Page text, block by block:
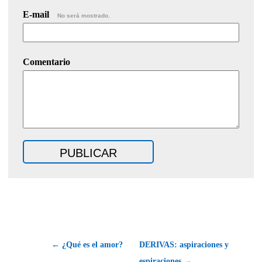
E-mail No será mostrado.
Comentario
← ¿Qué es el amor?
DERIVAS: aspiraciones y